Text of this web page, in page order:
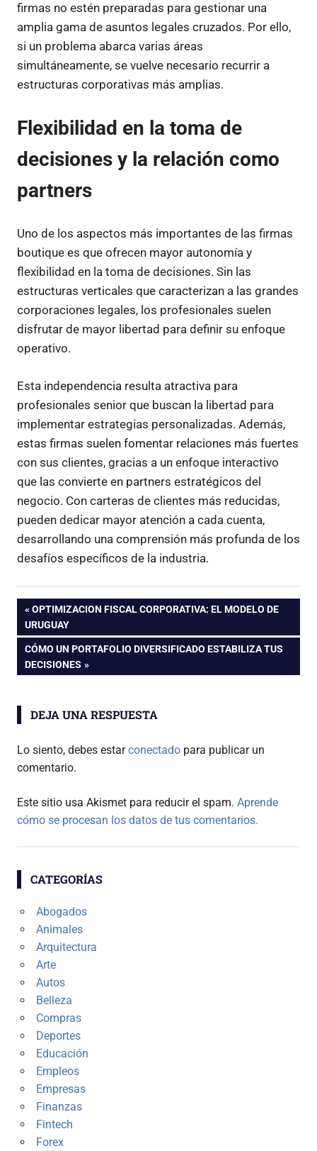
firmas no estén preparadas para gestionar una
amplia gama de asuntos legales cruzados. Por ello,
si un problema abarca varias áreas
simultáneamente, se vuelve necesario recurrir a
estructuras corporativas más amplias.
Flexibilidad en la toma de
decisiones y la relación como
partners
Uno de los aspectos más importantes de las firmas
boutique es que ofrecen mayor autonomía y
flexibilidad en la toma de decisiones. Sin las
estructuras verticales que caracterizan a las grandes
corporaciones legales, los profesionales suelen
disfrutar de mayor libertad para definir su enfoque
operativo.
Esta independencia resulta atractiva para
profesionales senior que buscan la libertad para
implementar estrategias personalizadas. Además,
estas firmas suelen fomentar relaciones más fuertes
con sus clientes, gracias a un enfoque interactivo
que las convierte en partners estratégicos del
negocio. Con carteras de clientes más reducidas,
pueden dedicar mayor atención a cada cuenta,
desarrollando una comprensión más profunda de los
desafíos específicos de la industria.
Navegación
de
entradas
ENTRADA
ANTERIOR:
OPTIMIZACION FISCAL CORPORATIVA: EL MODELO DE
URUGUAY
ENTRADA
SIGUIENTE:
CÓMO UN PORTAFOLIO DIVERSIFICADO ESTABILIZA TUS
DECISIONES
DEJA UNA RESPUESTA
Lo siento, debes estarconectado para publicar un
comentario.
Este sitio usa Akismet para reducir el spam. Aprende
cómo se procesan los datos de tus comentarios.
CATEGORÍAS
Abogados
Animales
Arquitectura
Arte
Autos
Belleza
Compras
Deportes
Educación
Empleos
Empresas
Finanzas
Fintech
Forex